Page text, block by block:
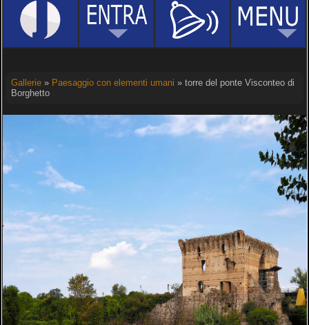
Gallerie» Paesaggio con elementi umani » torre del ponte Visconteo di
Borghetto